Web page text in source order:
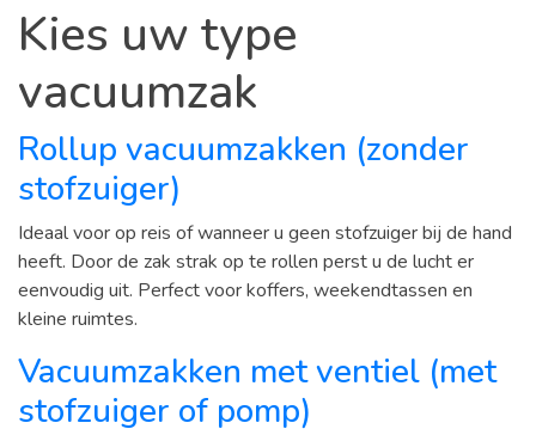
Kies uw type
vacuumzak
Rollup vacuumzakken (zonder
stofzuiger)
Ideaal voor op reis of wanneer u geen stofzuiger bij de hand
heeft. Door de zak strak op te rollen perst u de lucht er
eenvoudig uit. Perfect voor koffers, weekendtassen en
kleine ruimtes.
Vacuumzakken met ventiel (met
stofzuiger of pomp)